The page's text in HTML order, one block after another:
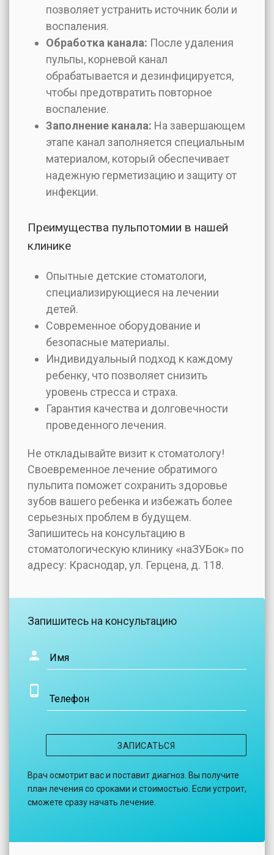
позволяет устранить источник боли и
воспаления.
Обработка канала: После удаления
пульпы, корневой канал
обрабатывается и дезинфицируется,
чтобы предотвратить повторное
воспаление.
Заполнение канала: На завершающем
этапе канал заполняется специальным
материалом, который обеспечивает
надежную герметизацию и защиту от
инфекции.
Преимущества пульпотомии в нашей
клинике
Опытные детские стоматологи,
специализирующиеся на лечении
детей.
Современное оборудование и
безопасные материалы.
Индивидуальный подход к каждому
ребенку, что позволяет снизить
уровень стресса и страха.
Гарантия качества и долговечности
проведенного лечения.
Не откладывайте визит к стоматологу!
Своевременное лечение обратимого
пульпита поможет сохранить здоровье
зубов вашего ребенка и избежать более
серьезных проблем в будущем.
Запишитесь на консультацию в
стоматологическую клинику «наЗУБок» по
адресу: Краснодар, ул. Герцена, д. 118.
Запишитесь на консультацию
Имя
Телефон
ЗАПИСАТЬСЯ
Врач осмотрит вас и поставит диагноз. Вы получите
план лечения со сроками и стоимостью. Если устроит,
сможете сразу начать лечение.